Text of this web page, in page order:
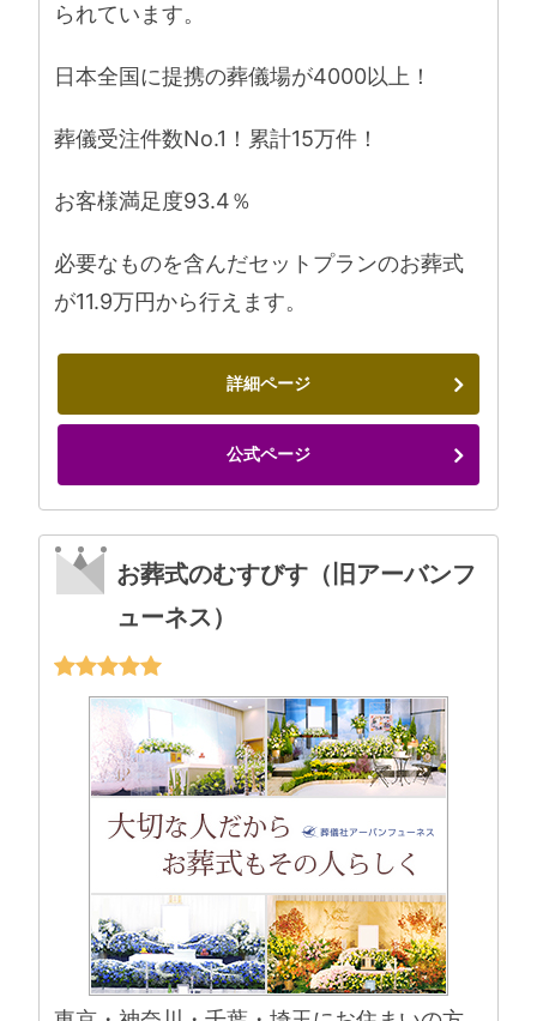
られています。
日本全国に提携の葬儀場が4000以上！
葬儀受注件数No.1！累計15万件！
お客様満足度93.4％
必要なものを含んだセットプランのお葬式
が11.9万円から行えます。
詳細ページ
公式ページ
お葬式のむすびす（旧アーバンフ
ューネス）